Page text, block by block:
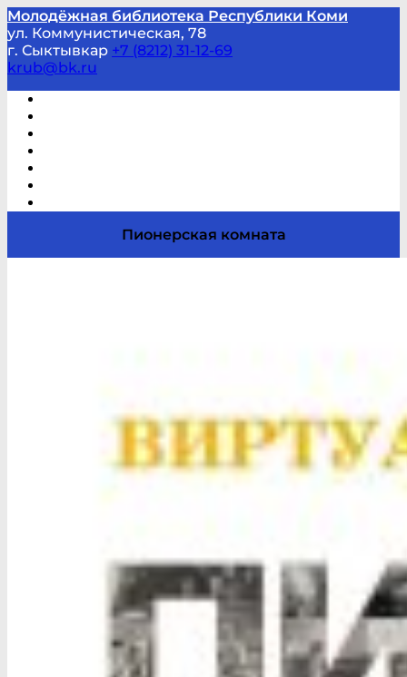
Молодёжная библиотека Республики Коми
ул. Коммунистическая, 78
г. Сыктывкар +7 (8212) 31-12-69
krub@bk.ru
Пионерская комната